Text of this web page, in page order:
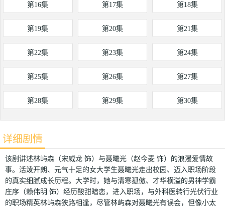
第16集 第17集 第18集
第19集 第20集 第21集
第22集 第23集 第24集
第25集 第26集 第27集
第28集 第29集 第30集
详细剧情
该剧讲述林屿森（宋威龙 饰）与聂曦光（赵今麦 饰）的浪漫爱情故
事。活泼开朗、元气十足的女大学生聂曦光走出校园、迈入职场阶段
的真实细腻成长历程。大学时，她与清寒孤傲、才华横溢的男神学霸
庄序（赖伟明 饰）经历酸甜暗恋，进入职场，与外科医转行光伏行业
的职场精英林屿森狭路相逢，尽管林屿森对聂曦光有误会，但像小太